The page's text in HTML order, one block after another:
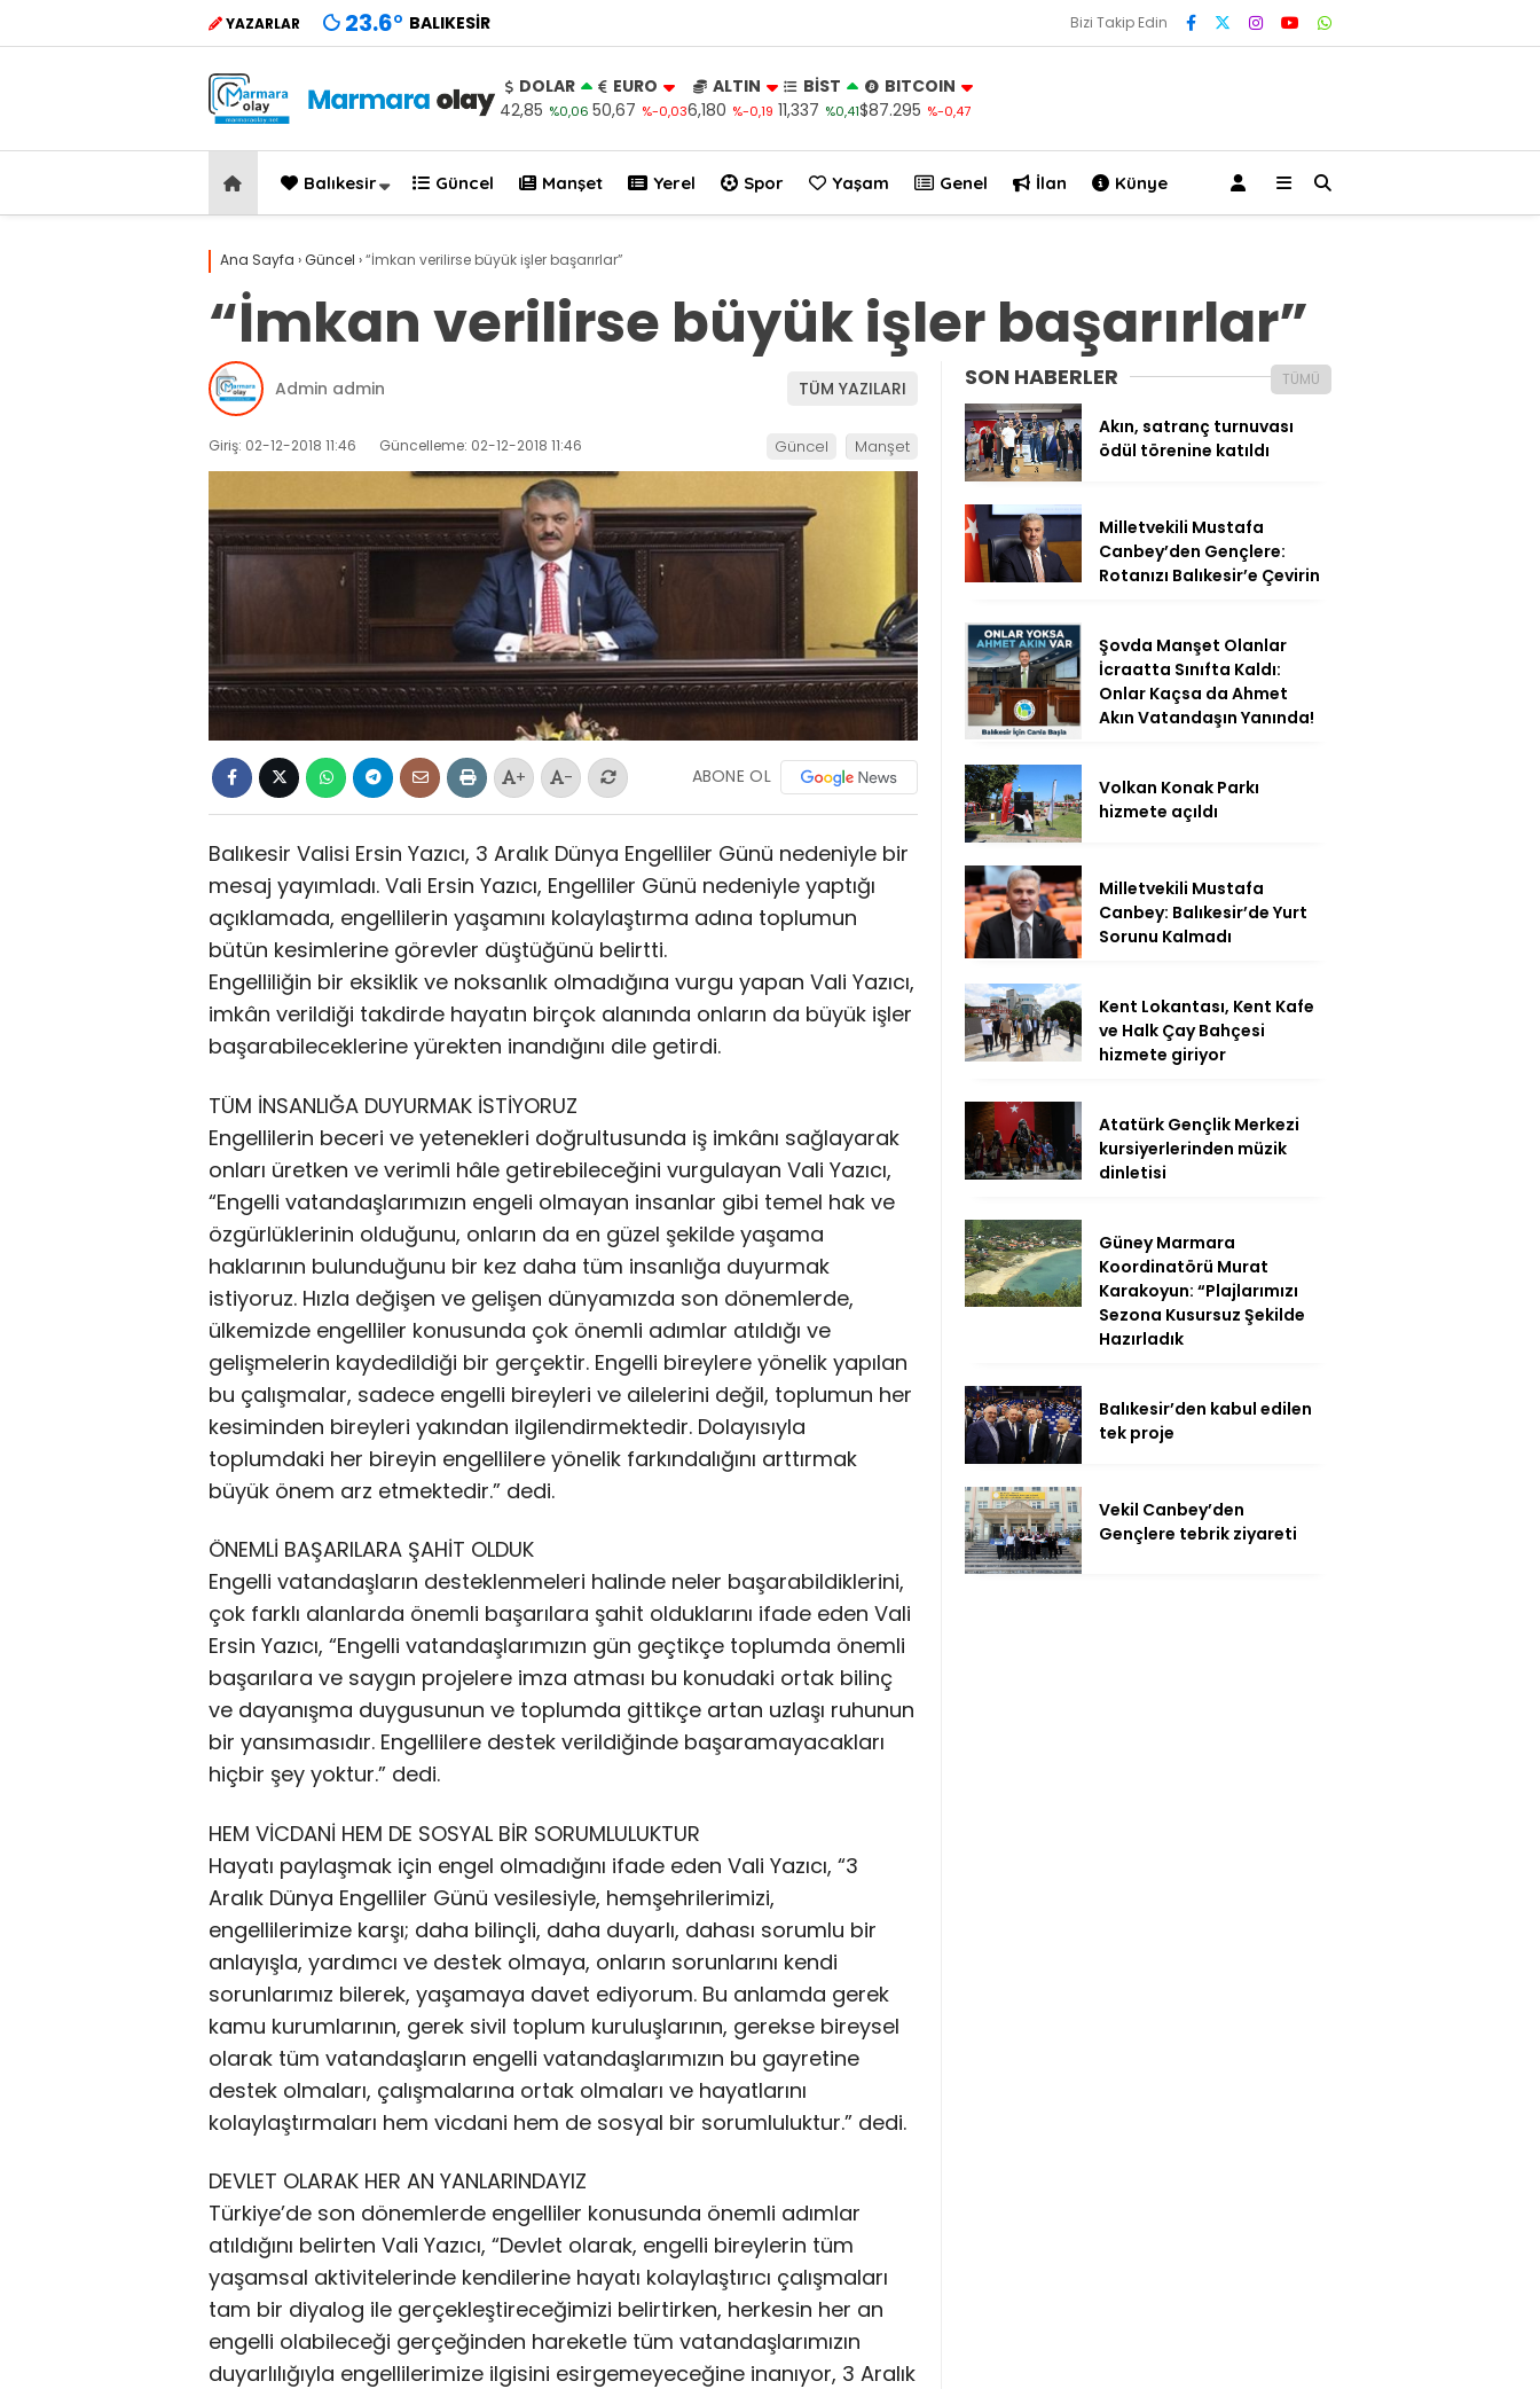
YAZARLAR 23.6° BALIKESIR Bizi Takip Edin
DOLAR
42,85 %0,06
EURO
50,67 %-0,03
ALTIN
6,180 %-0,19
BİST
11,337 %0,41
BITCOIN
$87.295 %-0,47
Balıkesir Güncel Manşet Yerel Spor Yaşam Genel İlan Künye
Ana Sayfa ›Güncel ›“İmkan verilirse büyük işler başarırlar”
“İmkan verilirse büyük işler başarırlar”
Admin admin TÜM YAZILARI
Giriş: 02-12-2018 11:46 Güncelleme: 02-12-2018 11:46 Güncel Manşet
+ - ABONE OL
Balıkesir Valisi Ersin Yazıcı, 3 Aralık Dünya Engelliler Günü nedeniyle bir
mesaj yayımladı. Vali Ersin Yazıcı, Engelliler Günü nedeniyle yaptığı
açıklamada, engellilerin yaşamını kolaylaştırma adına toplumun
bütün kesimlerine görevler düştüğünü belirtti.
Engelliliğin bir eksiklik ve noksanlık olmadığına vurgu yapan Vali Yazıcı,
imkân verildiği takdirde hayatın birçok alanında onların da büyük işler
başarabileceklerine yürekten inandığını dile getirdi.
TÜM İNSANLIĞA DUYURMAK İSTİYORUZ
Engellilerin beceri ve yetenekleri doğrultusunda iş imkânı sağlayarak
onları üretken ve verimli hâle getirebileceğini vurgulayan Vali Yazıcı,
“Engelli vatandaşlarımızın engeli olmayan insanlar gibi temel hak ve
özgürlüklerinin olduğunu, onların da en güzel şekilde yaşama
haklarının bulunduğunu bir kez daha tüm insanlığa duyurmak
istiyoruz. Hızla değişen ve gelişen dünyamızda son dönemlerde,
ülkemizde engelliler konusunda çok önemli adımlar atıldığı ve
gelişmelerin kaydedildiği bir gerçektir. Engelli bireylere yönelik yapılan
bu çalışmalar, sadece engelli bireyleri ve ailelerini değil, toplumun her
kesiminden bireyleri yakından ilgilendirmektedir. Dolayısıyla
toplumdaki her bireyin engellilere yönelik farkındalığını arttırmak
büyük önem arz etmektedir.” dedi.
ÖNEMLİ BAŞARILARA ŞAHİT OLDUK
Engelli vatandaşların desteklenmeleri halinde neler başarabildiklerini,
çok farklı alanlarda önemli başarılara şahit olduklarını ifade eden Vali
Ersin Yazıcı, “Engelli vatandaşlarımızın gün geçtikçe toplumda önemli
başarılara ve saygın projelere imza atması bu konudaki ortak bilinç
ve dayanışma duygusunun ve toplumda gittikçe artan uzlaşı ruhunun
bir yansımasıdır. Engellilere destek verildiğinde başaramayacakları
hiçbir şey yoktur.” dedi.
HEM VİCDANİ HEM DE SOSYAL BİR SORUMLULUKTUR
Hayatı paylaşmak için engel olmadığını ifade eden Vali Yazıcı, “3
Aralık Dünya Engelliler Günü vesilesiyle, hemşehrilerimizi,
engellilerimize karşı; daha bilinçli, daha duyarlı, dahası sorumlu bir
anlayışla, yardımcı ve destek olmaya, onların sorunlarını kendi
sorunlarımız bilerek, yaşamaya davet ediyorum. Bu anlamda gerek
kamu kurumlarının, gerek sivil toplum kuruluşlarının, gerekse bireysel
olarak tüm vatandaşların engelli vatandaşlarımızın bu gayretine
destek olmaları, çalışmalarına ortak olmaları ve hayatlarını
kolaylaştırmaları hem vicdani hem de sosyal bir sorumluluktur.” dedi.
DEVLET OLARAK HER AN YANLARINDAYIZ
Türkiye’de son dönemlerde engelliler konusunda önemli adımlar
atıldığını belirten Vali Yazıcı, “Devlet olarak, engelli bireylerin tüm
yaşamsal aktivitelerinde kendilerine hayatı kolaylaştırıcı çalışmaları
tam bir diyalog ile gerçekleştireceğimizi belirtirken, herkesin her an
engelli olabileceği gerçeğinden hareketle tüm vatandaşlarımızın
duyarlılığıyla engellilerimize ilgisini esirgemeyeceğine inanıyor, 3 Aralık
SON HABERLER TÜMÜ
Akın, satranç turnuvası
ödül törenine katıldı
Milletvekili Mustafa
Canbey’den Gençlere:
Rotanızı Balıkesir’e Çevirin
Şovda Manşet Olanlar
İcraatta Sınıfta Kaldı:
Onlar Kaçsa da Ahmet
Akın Vatandaşın Yanında!
Volkan Konak Parkı
hizmete açıldı
Milletvekili Mustafa
Canbey: Balıkesir’de Yurt
Sorunu Kalmadı
Kent Lokantası, Kent Kafe
ve Halk Çay Bahçesi
hizmete giriyor
Atatürk Gençlik Merkezi
kursiyerlerinden müzik
dinletisi
Güney Marmara
Koordinatörü Murat
Karakoyun: “Plajlarımızı
Sezona Kusursuz Şekilde
Hazırladık
Balıkesir’den kabul edilen
tek proje
Vekil Canbey’den
Gençlere tebrik ziyareti